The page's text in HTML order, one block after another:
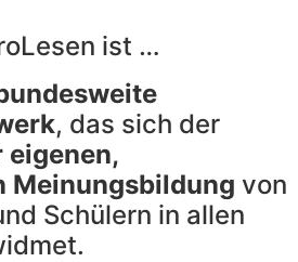
ist …
, das sich der
eigenen,
Meinungsbildung von
Schülern in allen